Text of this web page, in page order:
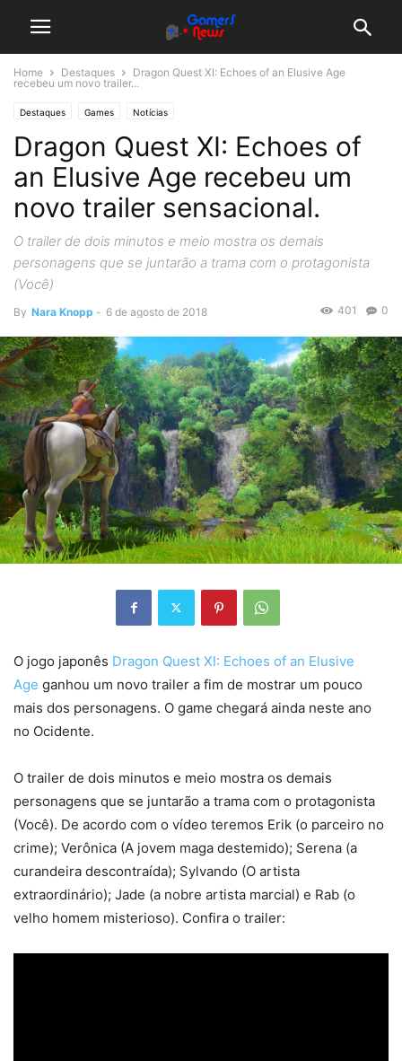
Home Destaques
Dragon Quest XI: Echoes of an Elusive Age
recebeu um novo trailer...
Destaques Games Notícias
Dragon Quest XI: Echoes of
an Elusive Age recebeu um
novo trailer sensacional.
O trailer de dois minutos e meio mostra os demais
personagens que se juntarão a trama com o protagonista
(Você)
By Nara Knopp - 6 de agosto de 2018 0
401
O jogo japonês Dragon Quest XI: Echoes of an Elusive
Age ganhou um novo trailer a fim de mostrar um pouco
mais dos personagens. O game chegará ainda neste ano
no Ocidente.
O trailer de dois minutos e meio mostra os demais
personagens que se juntarão a trama com o protagonista
(Você). De acordo com o vídeo teremos Erik (o parceiro no
crime); Verônica (A jovem maga destemido); Serena (a
curandeira descontraída); Sylvando (O artista
extraordinário); Jade (a nobre artista marcial) e Rab (o
velho homem misterioso). Confira o trailer: